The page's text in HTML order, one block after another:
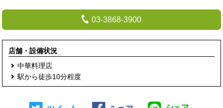
03-3868-3900
店舗・設備状況
中華料理店
駅から徒歩10分程度